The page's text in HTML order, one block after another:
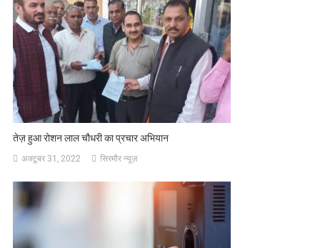
तेज़ हुआ रोशन लाल चौधरी का प्रचार अभियान
अक्टूबर 31, 2022 सिरमौर न्यूज़